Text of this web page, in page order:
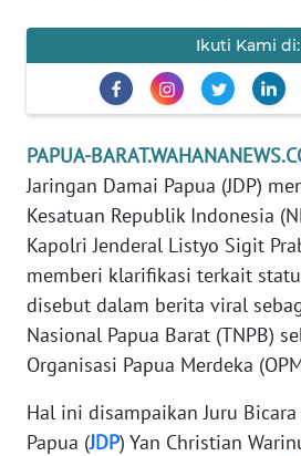
Ikuti Kami di:
PAPUA-
Jaringan Damai Papua (JDP)
Kesatuan Republik Indonesia
Kapolri Jenderal Listyo Sigit
memberi klarifikasi terkait
disebut dalam berita viral
Nasional Papua Barat (TNPB)
Organisasi Papua Merdeka
Hal ini disampaikan Juru
Papua (JDP) Yan Christian
TENTANG
PEDOMAN
SIBER
REDAKSI
KARIR
DISCLAIMER
News
Regional